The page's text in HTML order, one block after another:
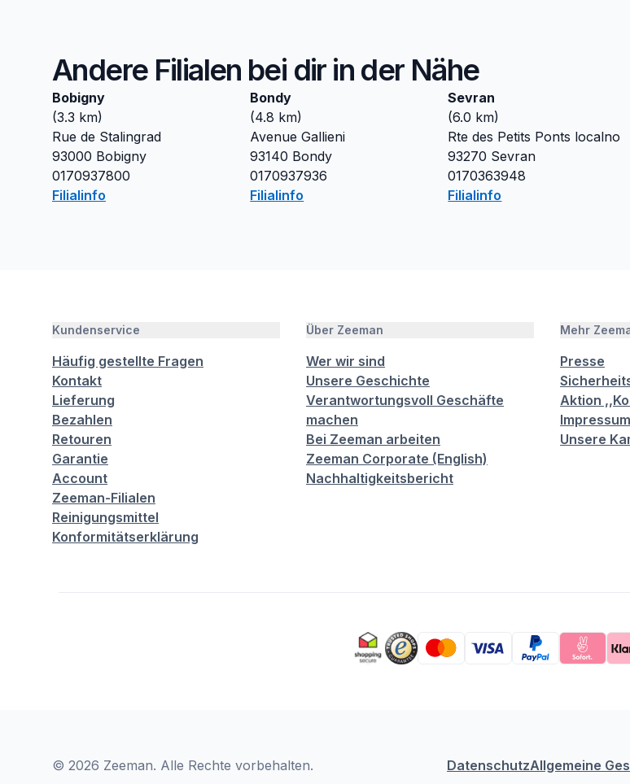
Andere Filialen bei dir in der Nähe
Bobigny
(3.3 km)
Rue de Stalingrad
93000 Bobigny
0170937800
Filialinfo
Bondy
(4.8 km)
Avenue Gallieni
93140 Bondy
0170937936
Filialinfo
Sevran
(6.0 km)
Rte des Petits Ponts localno
93270 Sevran
0170363948
Filialinfo
Kundenservice
Häufig gestellte Fragen
Kontakt
Lieferung
Bezahlen
Retouren
Garantie
Account
Zeeman-Filialen
Reinigungsmittel
Konformitätserklärung
Über Zeeman
Wer wir sind
Unsere Geschichte
Verantwortungsvoll Geschäfte
machen
Bei Zeeman arbeiten
Zeeman Corporate (English)
Nachhaltigkeitsbericht
Mehr
Presse
Aktion
Impressum
Unsere
© 2026 Zeeman. Alle Rechte vorbehalten. DatenschutzAllgemeine